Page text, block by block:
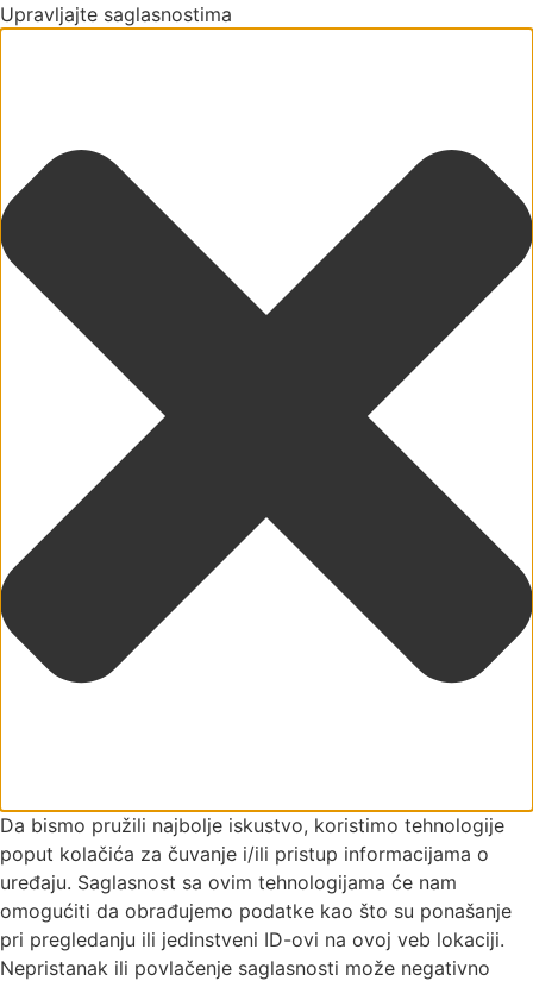
Upravljajte saglasnostima
Da bismo pružili najbolje iskustvo, koristimo tehnologije
poput kolačića za čuvanje i/ili pristup informacijama o
uređaju. Saglasnost sa ovim tehnologijama će nam
omogućiti da obrađujemo podatke kao što su ponašanje
pri pregledanju ili jedinstveni ID-ovi na ovoj veb lokaciji.
Nepristanak ili povlačenje saglasnosti može negativno